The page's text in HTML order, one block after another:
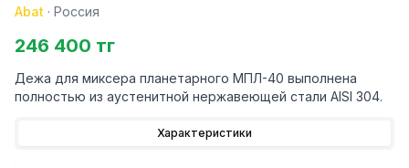
Abat · Россия
246 400 тг
Дежа для миксера планетарного МПЛ-40 выполнена
полностью из аустенитной нержавеющей стали AISI 304.
Характеристики